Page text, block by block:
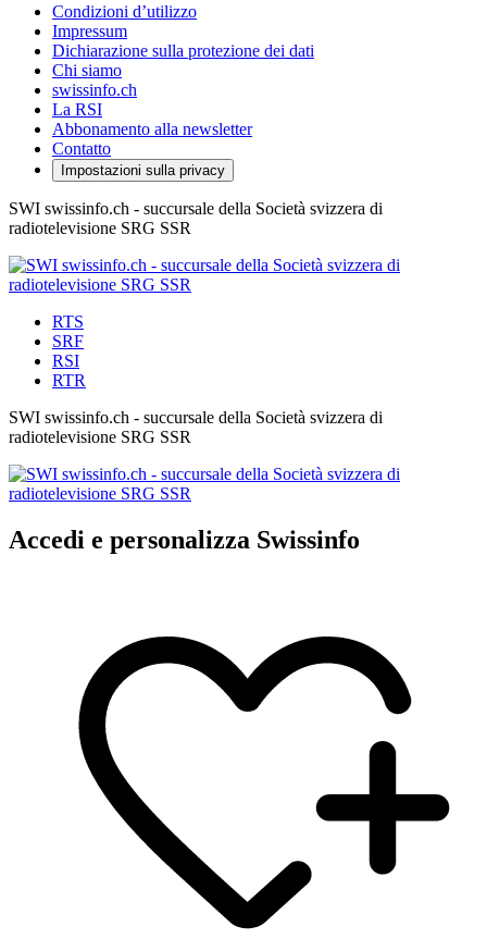
Condizioni d’utilizzo
Impressum
Dichiarazione sulla protezione dei dati
Chi siamo
swissinfo.ch
La RSI
Abbonamento alla newsletter
Contatto
Impostazioni sulla privacy
SWI swissinfo.ch - succursale della Società svizzera di
radiotelevisione SRG SSR
RTS
SRF
RSI
RTR
SWI swissinfo.ch - succursale della Società svizzera di
radiotelevisione SRG SSR
Accedi e personalizza Swissinfo